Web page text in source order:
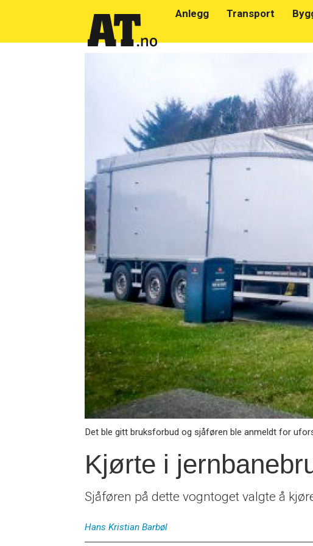
Anlegg Transport
Det ble gitt bruksforbud og sjåføren ble anmeldt for
Kjørte i
Sjåføren på dette vogntoget valgte å
Hans Kristian Barbøl